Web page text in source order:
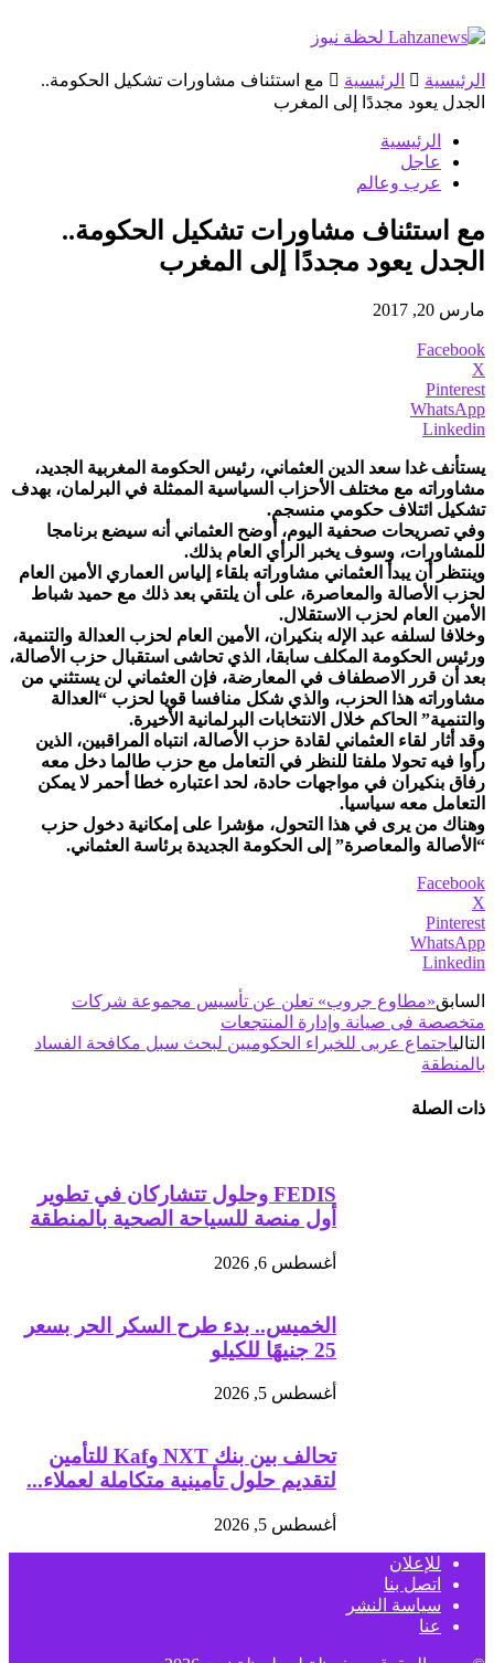
الرئيسية الرئيسية
مع استئناف مشاورات تشكيل الحكومة..
الجدل يعود مجددًا إلى المغرب
الرئيسية
عاجل
عرب وعالم
مع استئناف مشاورات تشكيل الحكومة..
الجدل يعود مجددًا إلى المغرب
مارس 20, 2017
Facebook
X
Pinterest
WhatsApp
Linkedin
يستأنف غدا سعد الدين العثماني، رئيس الحكومة المغربية الجديد،
مشاوراته مع مختلف الأحزاب السياسية الممثلة في البرلمان، بهدف
تشكيل ائتلاف حكومي منسجم.
وفي تصريحات صحفية اليوم، أوضح العثماني أنه سيضع برنامجا
للمشاورات، وسوف يخبر الرأي العام بذلك.
وينتظر أن يبدأ العثماني مشاوراته بلقاء إلياس العماري الأمين العام
لحزب الأصالة والمعاصرة، على أن يلتقي بعد ذلك مع حميد شباط
الأمين العام لحزب الاستقلال.
وخلافا لسلفه عبد الإله بنكيران، الأمين العام لحزب العدالة والتنمية،
ورئيس الحكومة المكلف سابقا، الذي تحاشى استقبال حزب الأصالة،
بعد أن قرر الاصطفاف في المعارضة، فإن العثماني لن يستثني من
مشاوراته هذا الحزب، والذي شكل منافسا قويا لحزب “العدالة
والتنمية” الحاكم خلال الانتخابات البرلمانية الأخيرة.
وقد أثار لقاء العثماني لقادة حزب الأصالة، انتباه المراقبين، الذين
رأوا فيه تحولا ملفتا للنظر في التعامل مع حزب طالما دخل معه
رفاق بنكيران في مواجهات حادة، لحد اعتباره خطا أحمر لا يمكن
التعامل معه سياسيا.
وهناك من يرى في هذا التحول، مؤشرا على إمكانية دخول حزب
“الأصالة والمعاصرة” إلى الحكومة الجديدة برئاسة العثماني.
Facebook
X
Pinterest
WhatsApp
Linkedin
السابق«مطاوع جروب» تعلن عن تأسيس مجموعة شركات
متخصصة فى صيانة وإدارة المنتجعات
التالياجتماع عربى للخبراء الحكوميين لبحث سبل مكافحة الفساد
بالمنطقة
ذات الصلة
FEDIS وحلول تتشاركان في تطوير
أول منصة للسياحة الصحية بالمنطقة
أغسطس 6, 2026
الخميس.. بدء طرح السكر الحر بسعر
25 جنيهًا للكيلو
أغسطس 5, 2026
تحالف بين بنك NXT وKaf للتأمين
لتقديم حلول تأمينية متكاملة لعملاء...
أغسطس 5, 2026
للإعلان
اتصل بنا
سياسة النشر
عنا